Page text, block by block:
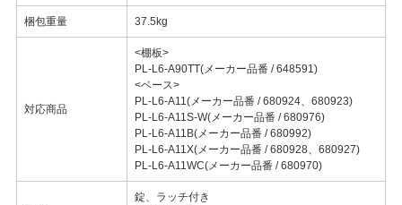
梱包重量 37.5kg
対応商品
<棚板>
PL-L6-A90TT(メーカー品番 / 648591)
<ベース>
PL-L6-A11(メーカー品番 / 680924、680923)
PL-L6-A11S-W(メーカー品番 / 680976)
PL-L6-A11B(メーカー品番 / 680992)
PL-L6-A11X(メーカー品番 / 680928、680927)
PL-L6-A11WC(メーカー品番 / 680970)
錠、ラッチ付き